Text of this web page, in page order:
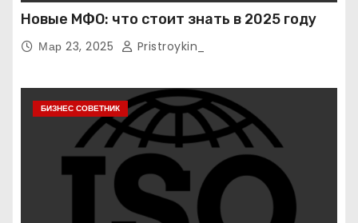
Новые МФО: что стоит знать в 2025 году
Мар 23, 2025 Pristroykin_
БИЗНЕС СОВЕТНИК